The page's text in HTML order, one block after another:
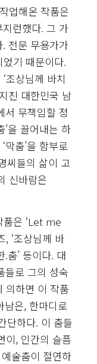
업해온 작품은
런했다. 그 가
전문 무용가가
기 때문이다.
조상님께 바치
친 대한민국 남
서 무책임할 정
’을 끌어내는 하
막춤’을 함부로
씨들의 삶이 고
신바람은
품은 ‘Let me
, ‘조상님께 바
.춤’ 등이다. 대
들로 그의 성숙
의하면 이 작품
남은, 한마디로
단하다. 이 춤들
이, 인간의 슬픔
술춤이 절연하